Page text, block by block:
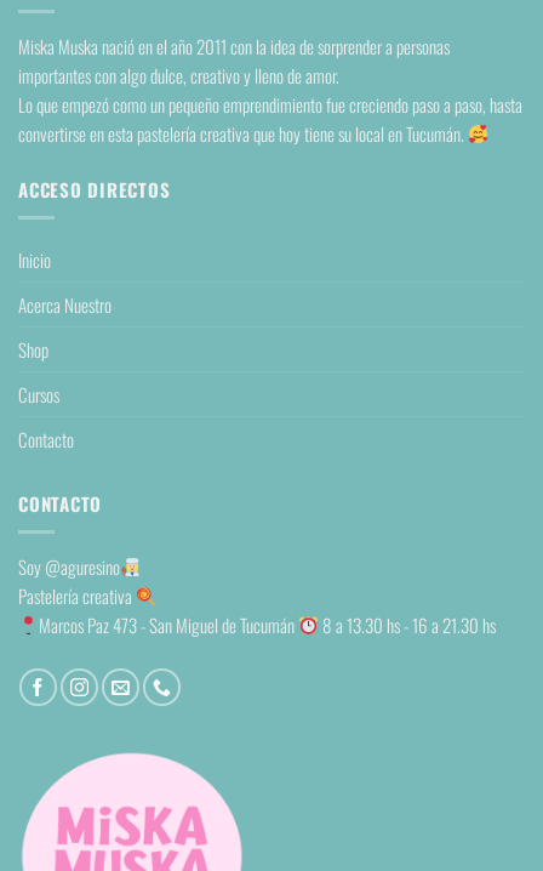
Miska Muska nació en el año 2011 con la idea de sorprender a personas
importantes con algo dulce, creativo y lleno de amor.
Lo que empezó como un pequeño emprendimiento fue creciendo paso a paso, hasta
convertirse en esta pastelería creativa que hoy tiene su local en Tucumán.
ACCESO DIRECTOS
Inicio
Acerca Nuestro
Shop
Cursos
Contacto
CONTACTO
Soy@aguresino
Pastelería creativa
Marcos Paz 473 - San Miguel de Tucumán
8 a 13.30 hs - 16 a 21.30 hs